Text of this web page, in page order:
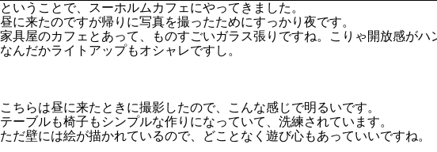
ということで、スーホルムカフェにやってきました。
昼に来たのですが帰りに写真を撮ったためにすっかり夜です。
家具屋のカフェとあって、ものすごいガラス張りですね。こりゃ開放感がハ
なんだかライトアップもオシャレですし。
こちらは昼に来たときに撮影したので、こんな感じで明るいです。
テーブルも椅子もシンプルな作りになっていて、洗練されています。
ただ壁には絵が描かれているので、どことなく遊び心もあっていいですね。